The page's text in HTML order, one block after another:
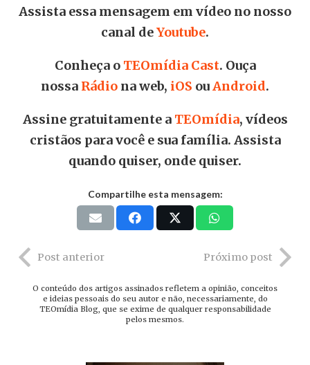
Assista essa mensagem em vídeo no nosso
canal deYoutube.
Conheça o TEOmídia Cast. Ouça
nossa Rádio na web, iOS ouAndroid.
Assine gratuitamente a TEOmídia, vídeos
cristãos para você e sua família. Assista
quando quiser, onde quiser.
Compartilhe esta mensagem:
Post anterior Próximo post
O conteúdo dos artigos assinados refletem a opinião, conceitos
e ideias pessoais do seu autor e não, necessariamente, do
TEOmídia Blog, que se exime de qualquer responsabilidade
pelos mesmos.